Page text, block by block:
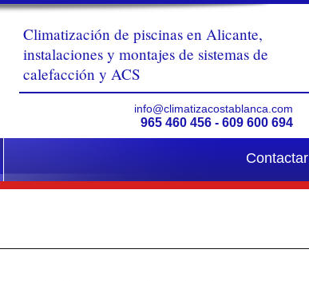
Climatización de piscinas en Alicante,
instalaciones y montajes de sistemas de
calefacción y ACS
info@climatizacostablanca.com
965 460 456 - 609 600 694
Contactar